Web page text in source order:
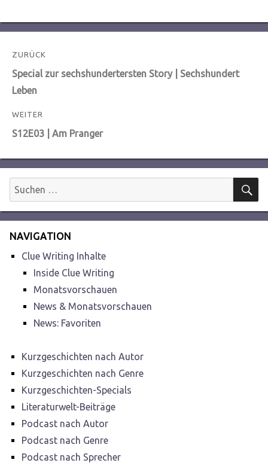
Beitragsnavigation
ZURÜCK
Vorheriger
Beitrag:
Special zur sechshundertersten Story | Sechshundert
Leben
WEITER
Nächster
S12E03 | Am Pranger
Suchen
nach:
NAVIGATION
Clue Writing Inhalte
Inside Clue Writing
Monatsvorschauen
News & Monatsvorschauen
News: Favoriten
Kurzgeschichten nach Autor
Kurzgeschichten nach Genre
Kurzgeschichten-Specials
Literaturwelt-Beiträge
Podcast nach Autor
Podcast nach Genre
Podcast nach Sprecher